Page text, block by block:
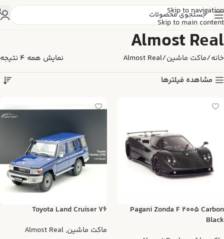
Skip to navigation
Skip to main content
Almost Real
خانه ماکت ماشین Almost Real
نمایش همه 4 نتیجه
مشاهده فیلترها
Pagani Zonda F 2005 Carbon
Black
Toyota Land Cruiser 76
ماکت ماشین,
Almost Real